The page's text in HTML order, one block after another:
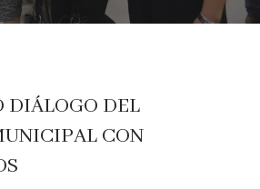
DIÁLOGO DEL
CON